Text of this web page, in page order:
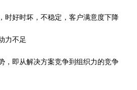
时好时坏，不稳定，客户满意度下降
力不足
，即从解决方案竞争到组织力的竞争